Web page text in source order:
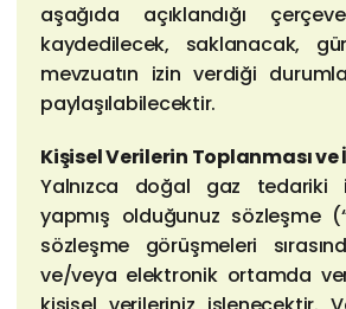
aşağıda açıklandığı
kaydedilecek, saklanacak,
mevzuatın izin verdiği
paylaşılabilecektir.
Kişisel Verilerin Toplanması ve
Yalnızca doğal gaz tedariki
yapmış olduğunuz sözleşme
sözleşme görüşmeleri
ve/veya elektronik ortamda